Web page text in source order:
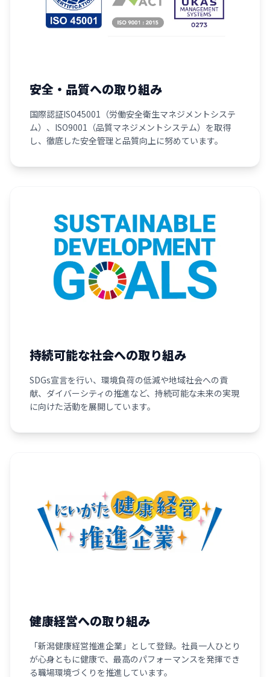
安全・品質への取り組み
国際認証ISO45001（労働安全衛生マネジメントシステ
ム）、ISO9001（品質マネジメントシステム）を取得
し、徹底した安全管理と品質向上に努めています。
持続可能な社会への取り組み
SDGs宣言を行い、環境負荷の低減や地域社会への貢
献、ダイバーシティの推進など、持続可能な未来の実現
に向けた活動を展開しています。
健康経営への取り組み
「新潟健康経営推進企業」として登録。社員一人ひとり
が心身ともに健康で、最高のパフォーマンスを発揮でき
る職場環境づくりを推進しています。